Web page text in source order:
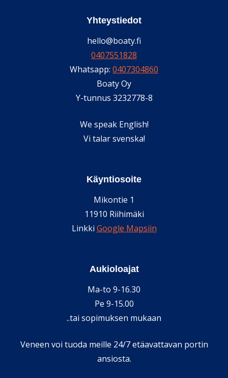
Yhteystiedot
hello@boaty.fi
0407551828
Whatsapp: 0407304860
Boaty Oy
Y-tunnus 3232778-8
We speak English!
Vi talar svenska!
Käyntiosoite
Mikontie 1
11910 Riihimäki
Linkki Google Mapsiin
Aukioloajat
Ma-to 9-16.30
Pe 9-15.00
..tai sopimuksen mukaan
Veneen voi tuoda meille 24/7 etäavattavan portin
ansiosta.